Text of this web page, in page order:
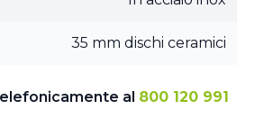
35 mm dischi ceramici
al 800 120 991